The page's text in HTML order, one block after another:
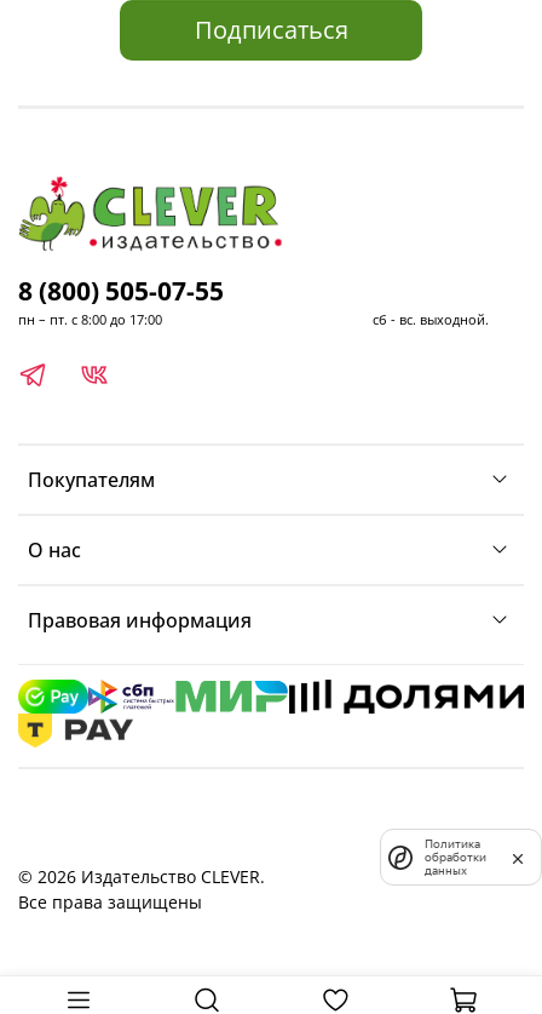
Подписаться
Покупателям
О нас
Правовая информация
8 (800) 505-07-55
пн – пт. с 8:00 до 17:00 сб - вс. выходной.
© 2026 Издательство CLEVER.
Все права защищены
Политика
обработки
данных